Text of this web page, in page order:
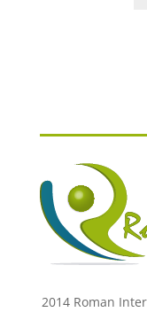
2014 Roman